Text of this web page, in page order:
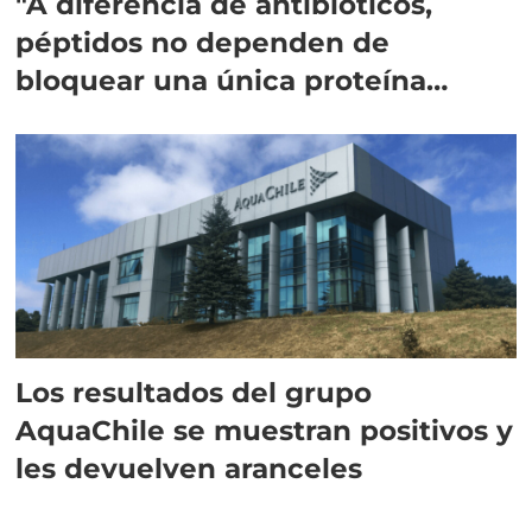
péptidos no dependen de
bloquear una única proteína
Los resultados del grupo
AquaChile se muestran positivos y
les devuelven aranceles